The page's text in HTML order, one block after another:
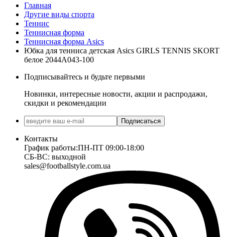
Главная
Другие виды спорта
Теннис
Теннисная форма
Теннисная форма Asics
Юбка для тенниса детская Asics GIRLS TENNIS SKORT
белое 2044A043-100
Подписывайтесь и будьте первыми
Новинки, интересные новости, акции и распродажи,
скидки и рекомендации
Подписаться
Контакты
График работы:ПН-ПТ 09:00-18:00
СБ-ВС: выходной
sales@footballstyle.com.ua